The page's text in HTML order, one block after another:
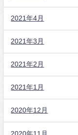
2021年4月
2021年3月
2021年2月
2021年1月
2020年12月
2020年11月